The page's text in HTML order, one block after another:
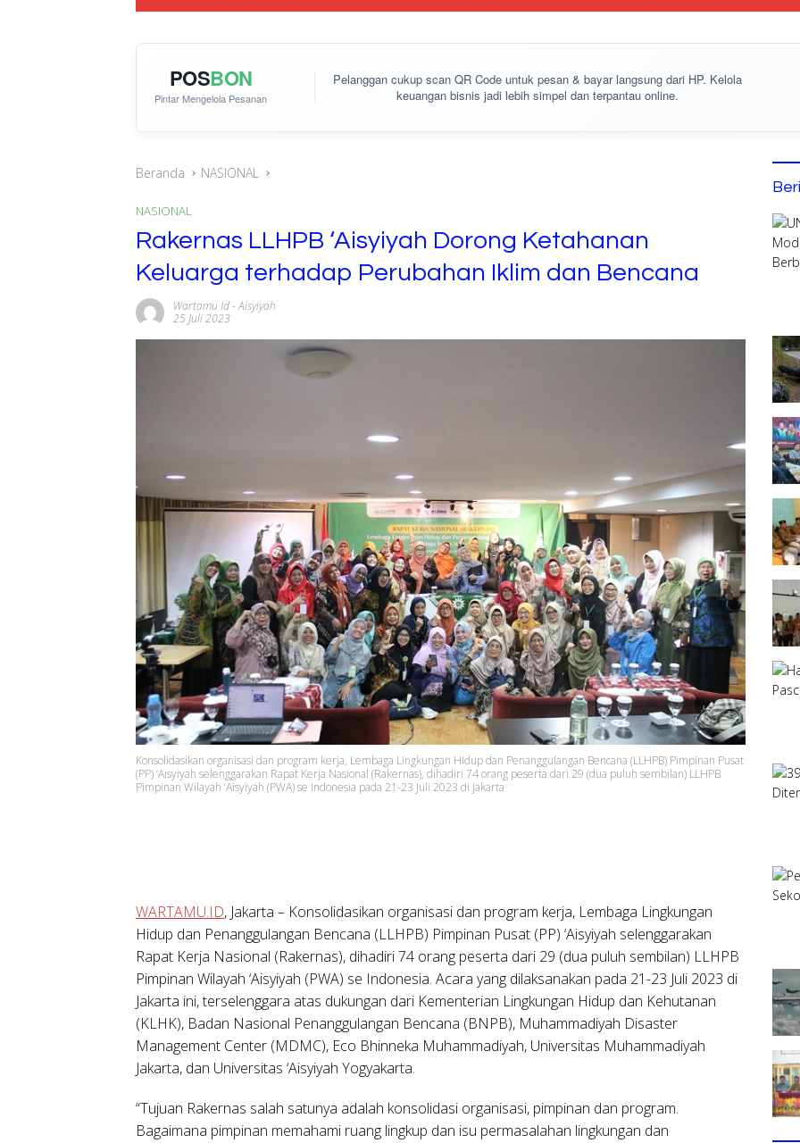
POSBON
Pintar Mengelola Pesanan
Pelanggan cukupscan QR Code untuk pesan & bayar langsung dari HP. Kelola
keuangan bisnis jadi lebih simpel dan terpantau online.
Beranda NASIONAL
NASIONAL
Rakernas LLHPB ‘Aisyiyah Dorong Ketahanan
Keluarga terhadap Perubahan Iklim dan Bencana
Wartamu Id-Aisyiyah
25 Juli 2023
Konsolidasikan organisasi dan program kerja, Lembaga Lingkungan Hidup dan Penanggulangan Bencana (LLHPB) Pimpinan Pusat
(PP) ‘Aisyiyah selenggarakan Rapat Kerja Nasional (Rakernas), dihadiri 74 orang peserta dari 29 (dua puluh sembilan) LLHPB
Pimpinan Wilayah ‘Aisyiyah (PWA) se Indonesia pada 21-23 Juli 2023 di Jakarta
WARTAMU.ID, Jakarta – Konsolidasikan organisasi dan program kerja, Lembaga Lingkungan
Hidup dan Penanggulangan Bencana (LLHPB) Pimpinan Pusat (PP) ‘Aisyiyah selenggarakan
Rapat Kerja Nasional (Rakernas), dihadiri 74 orang peserta dari 29 (dua puluh sembilan) LLHPB
Pimpinan Wilayah ‘Aisyiyah (PWA) se Indonesia. Acara yang dilaksanakan pada 21-23 Juli 2023 di
Jakarta ini, terselenggara atas dukungan dari Kementerian Lingkungan Hidup dan Kehutanan
(KLHK), Badan Nasional Penanggulangan Bencana (BNPB), Muhammadiyah Disaster
Management Center (MDMC), Eco Bhinneka Muhammadiyah, Universitas Muhammadiyah
Jakarta, dan Universitas ‘Aisyiyah Yogyakarta.
“Tujuan Rakernas salah satunya adalah konsolidasi organisasi, pimpinan dan program.
Bagaimana pimpinan memahami ruang lingkup dan isu permasalahan lingkungan dan